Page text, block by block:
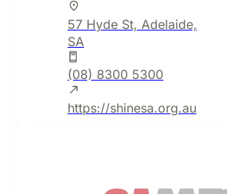
57 Hyde St, Adelaide,
SA
(08) 8300 5300
https://shinesa.org.au